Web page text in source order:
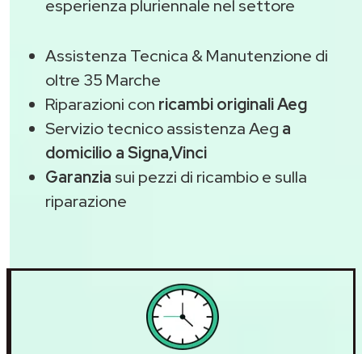
esperienza pluriennale nel settore
Assistenza Tecnica & Manutenzione di
oltre 35 Marche
Riparazioni con ricambi originali Aeg
Servizio tecnico assistenza Aeg a
domicilio a Signa,Vinci
Garanzia sui pezzi di ricambio e sulla
riparazione